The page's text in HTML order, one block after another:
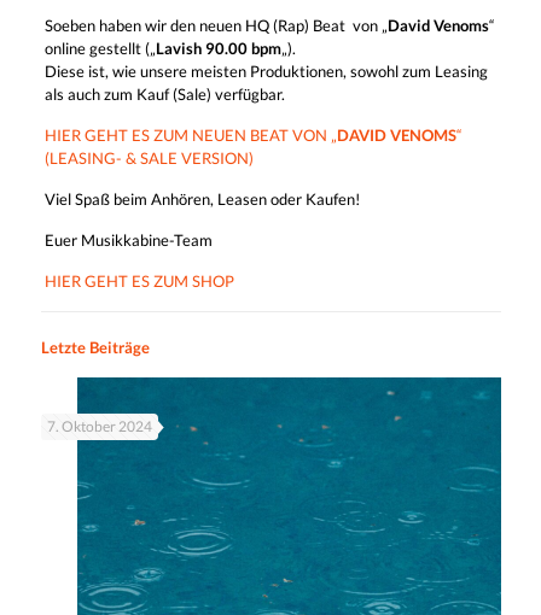
Soeben haben wir den neuen HQ (Rap) Beat von „David Venoms“
online gestellt („Lavish 90.00 bpm„).
Diese ist, wie unsere meisten Produktionen, sowohl zum Leasing
als auch zum Kauf (Sale) verfügbar.
HIER GEHT ES ZUM NEUEN BEAT VON „DAVID VENOMS“
(LEASING- & SALE VERSION)
Viel Spaß beim Anhören, Leasen oder Kaufen!
Euer Musikkabine-Team
HIER GEHT ES ZUM SHOP
Letzte Beiträge
7. Oktober 2024